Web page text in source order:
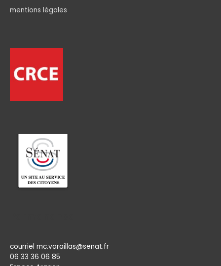
mentions légales
courriel mc.varaillas@senat.fr
06 33 36 06 85